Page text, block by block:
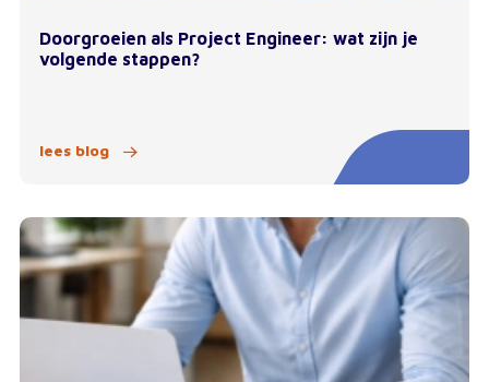
Doorgroeien als Project Engineer: wat zijn je
volgende stappen?
lees blog